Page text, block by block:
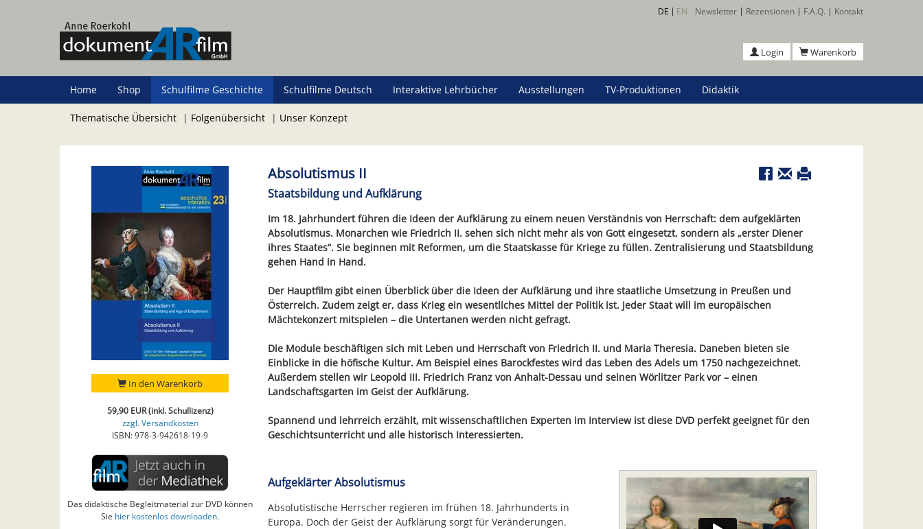
DE EN Newsletter Rezensionen F.A.Q. Kontakt
Login Warenkorb
Home Shop Schulfilme Geschichte Schulfilme Deutsch Interaktive Lehrbücher Ausstellungen TV-Produktionen Didaktik
Thematische Übersicht | Folgenübersicht | Unser Konzept
In den Warenkorb
59,90 EUR (inkl. Schullizenz)
zzgl. Versandkosten
ISBN: 978-3-942618-19-9
Das didaktische Begleitmaterial zur DVD können
Sie hier kostenlos downloaden.
Absolutismus II
Staatsbildung und Aufklärung
Im 18. Jahrhundert führen die Ideen der Aufklärung zu einem neuen Verständnis von Herrschaft: dem aufgeklärten
Absolutismus. Monarchen wie Friedrich II. sehen sich nicht mehr als von Gott eingesetzt, sondern als „erster Diener
ihres Staates“. Sie beginnen mit Reformen, um die Staatskasse für Kriege zu füllen. Zentralisierung und Staatsbildung
gehen Hand in Hand.
Der Hauptfilm gibt einen Überblick über die Ideen der Aufklärung und ihre staatliche Umsetzung in Preußen und
Österreich. Zudem zeigt er, dass Krieg ein wesentliches Mittel der Politik ist. Jeder Staat will im europäischen
Mächtekonzert mitspielen – die Untertanen werden nicht gefragt.
Die Module beschäftigen sich mit Leben und Herrschaft von Friedrich II. und Maria Theresia. Daneben bieten sie
Einblicke in die höfische Kultur. Am Beispiel eines Barockfestes wird das Leben des Adels um 1750 nachgezeichnet.
Außerdem stellen wir Leopold III. Friedrich Franz von Anhalt-Dessau und seinen Wörlitzer Park vor – einen
Landschaftsgarten im Geist der Aufklärung.
Spannend und lehrreich erzählt, mit wissenschaftlichen Experten im Interview ist diese DVD perfekt geeignet für den
Geschichtsunterricht und alle historisch Interessierten.
Aufgeklärter Absolutismus
Absolutistische Herrscher regieren im frühen 18. Jahrhunderts in
Europa. Doch der Geist der Aufklärung sorgt für Veränderungen.